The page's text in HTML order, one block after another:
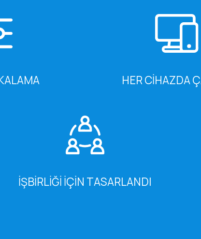
HER CIHAZDA
IŞBIRLIĞI IÇIN TASARLANDI